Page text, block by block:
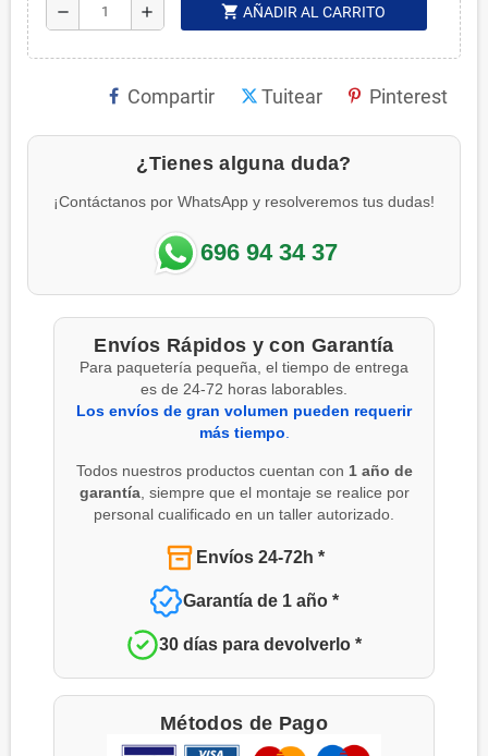
remove add shopping_cart AÑADIR AL CARRITO
Compartir Tuitear Pinterest
¿Tienes alguna duda?
¡Contáctanos por WhatsApp y resolveremos tus dudas!
696 94 34 37
Envíos Rápidos y con Garantía
Para paquetería pequeña, el tiempo de entrega
es de 24-72 horas laborables.
Los envíos de gran volumen pueden requerir
más tiempo
Todos nuestros productos cuentan con 1 año de
garantía, siempre que el montaje se realice por
personal cualificado en un taller autorizado.
Envíos 24-72h *
Garantía de 1 año *
30 días para devolverlo *
Métodos de Pago